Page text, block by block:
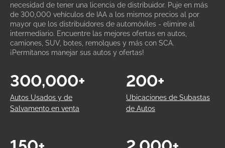
necesidad de tener una licencia de distribuidor. Puje en más
de 300,000 vehículos de IAA a los mismos precios al por
mayor que los distribuidores de automóviles - elimine al
intermediario. Encuentre las mejores ofertas en autos,
camiones, SUV, botes, remolques y más con SCA.
¡Permítanos manejar sus autos y ofertas!
Autos Usados y de
Salvamento en venta
300,000+
Ubicaciones de Subastas
de Autos
200+